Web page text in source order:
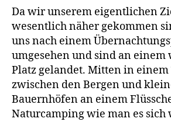
Da wir unserem eigentlichen
wesentlich näher gekommen
uns nach einem
umgesehen und sind an
Platz gelandet. Mitten in einem
zwischen den Bergen und
Bauernhöfen an einem
Naturcamping wie man es sich